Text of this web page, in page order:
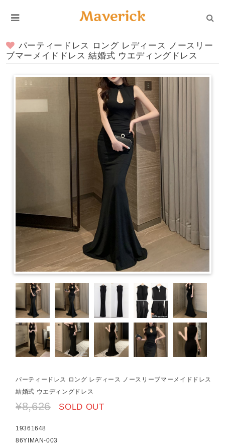
パーティードレス ロング レディース ノースリー
ブマーメイドドレス 結婚式 ウエディングドレス
パーティードレス ロング レディース ノースリーブマーメイドドレス
結婚式 ウエディングドレス
¥8,626 SOLD OUT
19361648
86YIMAN-003